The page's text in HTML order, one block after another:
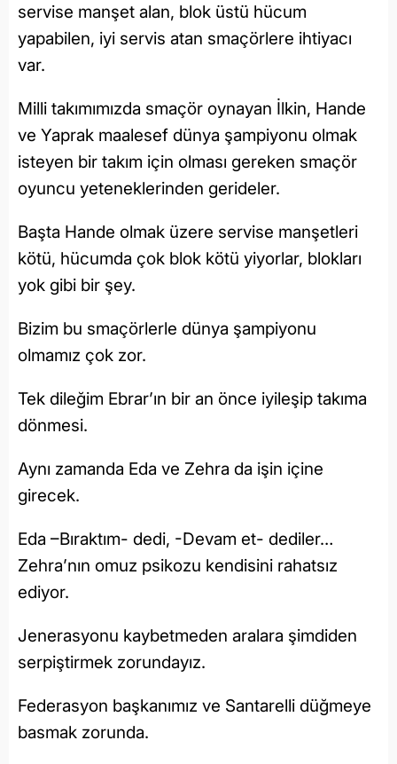
servise manşet alan, blok üstü hücum
yapabilen, iyi servis atan smaçörlere ihtiyacı
var.
Milli takımımızda smaçör oynayan İlkin, Hande
ve Yaprak maalesef dünya şampiyonu olmak
isteyen bir takım için olması gereken smaçör
oyuncu yeteneklerinden gerideler.
Başta Hande olmak üzere servise manşetleri
kötü, hücumda çok blok kötü yiyorlar, blokları
yok gibi bir şey.
Bizim bu smaçörlerle dünya şampiyonu
olmamız çok zor.
Tek dileğim Ebrar’ın bir an önce iyileşip takıma
dönmesi.
Aynı zamanda Eda ve Zehra da işin içine
girecek.
Eda –Bıraktım- dedi, -Devam et- dediler…
Zehra’nın omuz psikozu kendisini rahatsız
ediyor.
Jenerasyonu kaybetmeden aralara şimdiden
serpiştirmek zorundayız.
Federasyon başkanımız ve Santarelli düğmeye
basmak zorunda.